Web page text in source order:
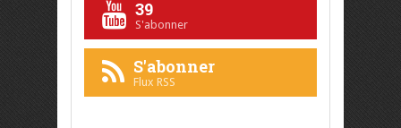
39
S'abonner
S'abonner
Flux RSS